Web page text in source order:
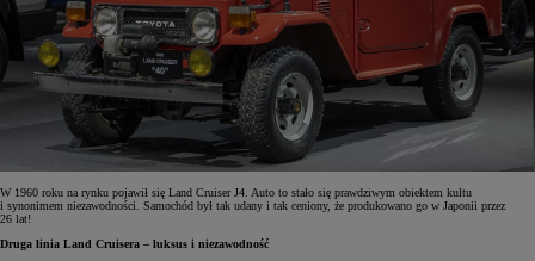
W 1960 roku na rynku pojawił się Land Cruiser J4. Auto to stało się prawdziwym obiektem kultu
i synonimem niezawodności. Samochód był tak udany i tak ceniony, że produkowano go w Japonii przez
26 lat!
Druga linia Land Cruisera – luksus i niezawodność